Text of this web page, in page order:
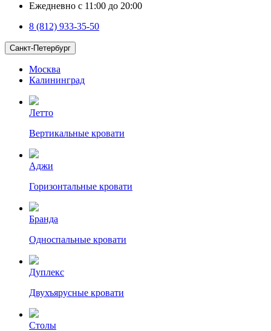
Ежедневно с 11:00 до 20:00
8 (812) 933-35-50
Санкт-Петербург
Москва
Калининград
Летто
Вертикальные кровати
Аджи
Горизонтальные кровати
Бранда
Односпальные кровати
Дуплекс
Двухъярусные кровати
Столы